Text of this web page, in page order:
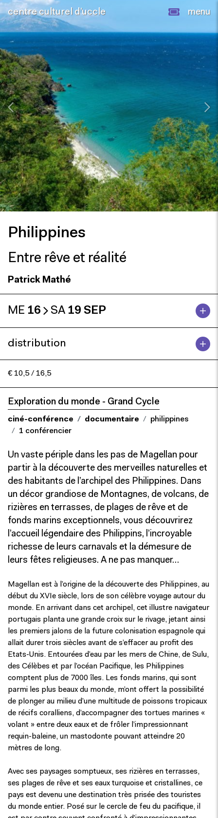
centre culturel d’uccle menu
Philippines
Entre rêve et réalité
Patrick Mathé
ME 16 SA 19 SEP
distribution
€ 10,5 / 16,5
Exploration du monde - Grand Cycle
ciné-conférence documentaire
philippines
1 conférencier
Un vaste périple dans les pas de Magellan pour
partir à la découverte des merveilles naturelles et
des habitants de l’archipel des Philippines. Dans
un décor grandiose de Montagnes, de volcans, de
rizières en terrasses, de plages de rêve et de
fonds marins exceptionnels, vous découvrirez
l’accueil légendaire des Philippins, l’incroyable
richesse de leurs carnavals et la démesure de
leurs fêtes religieuses. A ne pas manquer…
Magellan est à l’origine de la découverte des Philippines, au
début du XVIe siècle, lors de son célèbre voyage autour du
monde. En arrivant dans cet archipel, cet illustre navigateur
portugais planta une grande croix sur le rivage, jetant ainsi
les premiers jalons de la future colonisation espagnole qui
allait durer trois siècles avant de s’effacer au profit des
Etats-Unis. Entourées d’eau par les mers de Chine, de Sulu,
des Célèbes et par l’océan Pacifique, les Philippines
comptent plus de 7000 îles. Les fonds marins, qui sont
parmi les plus beaux du monde, m’ont offert la possibilité
de plonger au milieu d’une multitude de poissons tropicaux
de récifs coralliens, d’accompagner des tortues marines «
volant » entre deux eaux et de frôler l’impressionnant
requin-baleine, un mastodonte pouvant atteindre 20
mètres de long.
Avec ses paysages somptueux, ses rizières en terrasses,
ses plages de rêve et ses eaux turquoise et cristallines, ce
pays est devenu une destination très prisée des touristes
du monde entier. Posé sur le cercle de feu du pacifique, il